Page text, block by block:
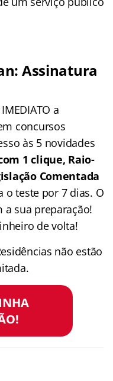
Assinatura
a
concursos
às 5 novidades
1 clique, Raio-
Comentada
o teste por 7 dias. O
sua preparação!
de volta!
não estão